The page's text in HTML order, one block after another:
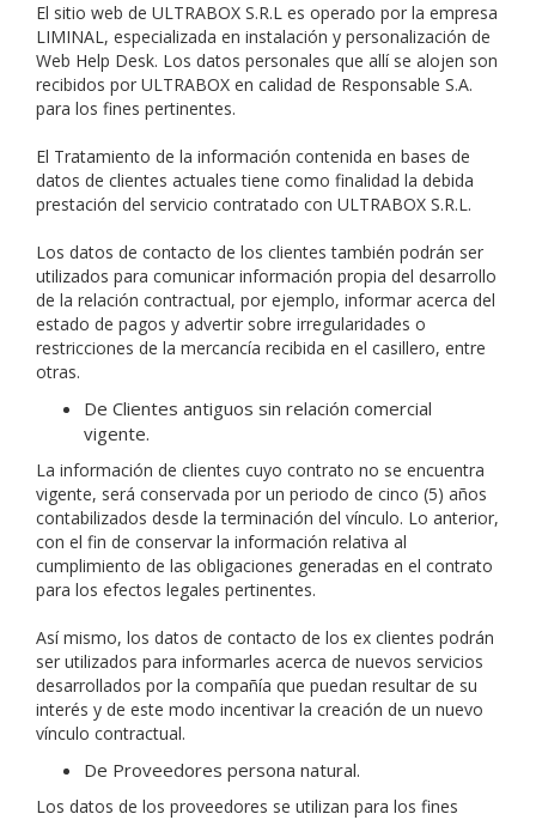
El sitio web de ULTRABOX S.R.L es operado por la empresa
LIMINAL, especializada en instalación y personalización de
Web Help Desk. Los datos personales que allí se alojen son
recibidos por ULTRABOX en calidad de Responsable S.A.
para los fines pertinentes.
El Tratamiento de la información contenida en bases de
datos de clientes actuales tiene como finalidad la debida
prestación del servicio contratado con ULTRABOX S.R.L.
Los datos de contacto de los clientes también podrán ser
utilizados para comunicar información propia del desarrollo
de la relación contractual, por ejemplo, informar acerca del
estado de pagos y advertir sobre irregularidades o
restricciones de la mercancía recibida en el casillero, entre
otras.
De Clientes antiguos sin relación comercial
vigente.
La información de clientes cuyo contrato no se encuentra
vigente, será conservada por un periodo de cinco (5) años
contabilizados desde la terminación del vínculo. Lo anterior,
con el fin de conservar la información relativa al
cumplimiento de las obligaciones generadas en el contrato
para los efectos legales pertinentes.
Así mismo, los datos de contacto de los ex clientes podrán
ser utilizados para informarles acerca de nuevos servicios
desarrollados por la compañía que puedan resultar de su
interés y de este modo incentivar la creación de un nuevo
vínculo contractual.
De Proveedores persona natural.
Los datos de los proveedores se utilizan para los fines